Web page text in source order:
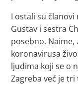
I ostali su
Gustav i sestra
posebno.
koronavirusa
ljudima koji se o
Zagreba već je